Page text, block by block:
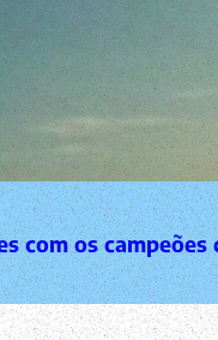
com os campeões